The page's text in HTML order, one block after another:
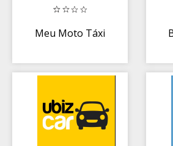
Meu Moto Táxi